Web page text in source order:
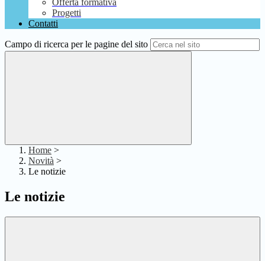
Offerta formativa
Progetti
Contatti
Campo di ricerca per le pagine del sito
Home >
Novità >
Le notizie
Le notizie